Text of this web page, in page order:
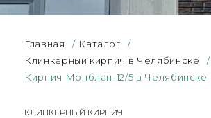
Главная / Каталог
/
Клинкерный кирпич в Челябинске
/
Кирпич Монблан-12/5 в Челябинске
КЛИНКЕРНЫЙ КИРПИЧ